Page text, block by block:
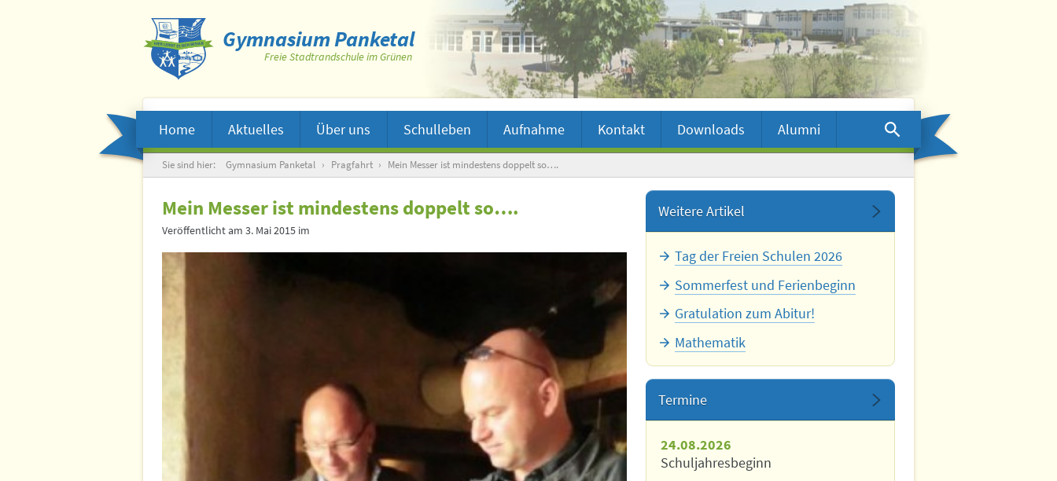
Gymnasium Panketal
Freie Stadtrandschule im Grünen
Home Aktuelles Über uns Schulleben Aufnahme Kontakt Downloads
Alumni
Suche
Sie sind hier: Gymnasium Panketal › Pragfahrt › Mein Messer ist mindestens doppelt so….
Mein Messer ist mindestens doppelt so….
Veröffentlicht am 3. Mai 2015 im
Weitere Artikel
Tag der Freien Schulen 2026
Sommerfest und Ferienbeginn
Gratulation zum Abitur!
Mathematik
Termine
24.08.2026
Schuljahresbeginn